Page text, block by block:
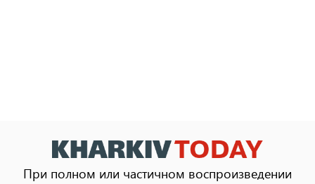
При полном или частичном воспроизведении